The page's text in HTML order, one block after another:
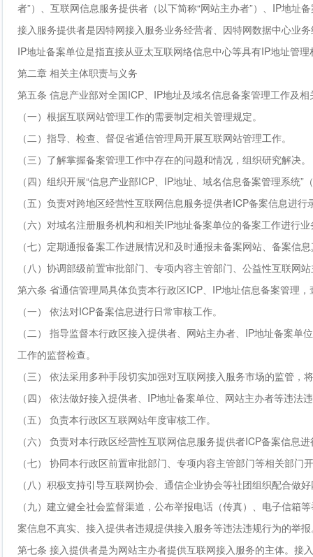
者”）、互联网信息服务提供者（以下简称“网站主办者”）、IP地址
接入服务提供者是因特网接入服务业务经营者、因特网数据中心业
IP地址备案单位是指直接从亚太互联网络信息中心等具有IP地址管
第二章 相关主体职责与义务
第五条 信息产业部对全国ICP、IP地址及域名信息备案管理工作及
（一）根据互联网站管理工作的需要制定相关管理规定。
（二）指导、检查、督促省通信管理局开展互联网站管理工作。
（三）了解掌握备案管理工作中存在的问题和情况，组织研究解决。
（四）组织开展“信息产业部ICP、IP地址、域名信息备案管理系统
（五）负责对跨地区经营性互联网信息服务提供者ICP备案信息进行
（六）对域名注册服务机构和相关IP地址备案单位的备案工作进行
（七）定期通报备案工作进展情况和及时通报未备案网站、备案信
（八）协调部级前置审批部门、专项内容主管部门、公益性互联网
第六条 省通信管理局具体负责本行政区ICP、IP地址信息备案管理
（一） 依法对ICP备案信息进行日常审核工作。
（二） 指导监督本行政区接入提供者、网站主办者、IP地址备案
工作的监督检查。
（三） 依法采用多种手段切实加强对互联网接入服务市场的监管
（四） 依法做好接入提供者、IP地址备案单位、网站主办者等违法
（五） 负责本行政区互联网站年度审核工作。
（六） 负责对本行政区经营性互联网信息服务提供者ICP备案信息
（七） 协同本行政区前置审批部门、专项内容主管部门等相关部门
（八）积极支持引导互联网协会、通信企业协会等社团组织配合做
（九）建立健全社会监督渠道，公布举报电话（传真）、电子信
案信息不真实、接入提供者违规提供接入服务等违法违规行为的举
第七条 接入提供者是为网站主办者提供互联网接入服务的主体。接